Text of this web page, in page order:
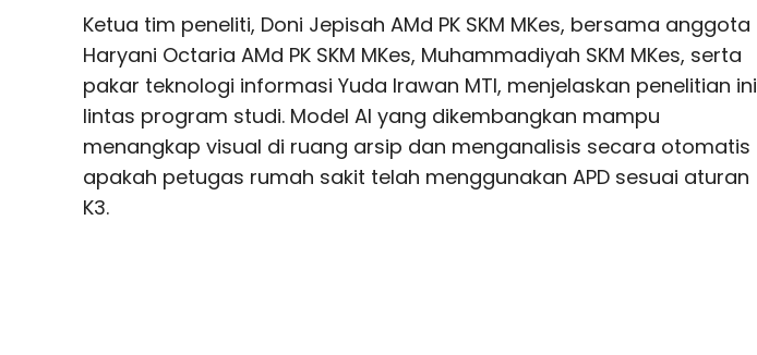
Ketua tim peneliti, Doni Jepisah AMd PK SKM MKes, bersama anggota
Haryani Octaria AMd PK SKM MKes, Muhammadiyah SKM MKes, serta
pakar teknologi informasi Yuda Irawan MTI, menjelaskan penelitian ini
lintas program studi. Model AI yang dikembangkan mampu
menangkap visual di ruang arsip dan menganalisis secara otomatis
apakah petugas rumah sakit telah menggunakan APD sesuai aturan
K3.